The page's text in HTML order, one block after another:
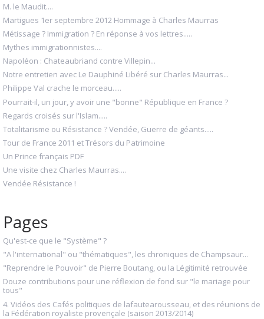
M. le Maudit....
Martigues 1er septembre 2012 Hommage à Charles Maurras
Métissage ? Immigration ? En réponse à vos lettres.....
Mythes immigrationnistes....
Napoléon : Chateaubriand contre Villepin...
Notre entretien avec Le Dauphiné Libéré sur Charles Maurras...
Philippe Val crache le morceau.....
Pourrait-il, un jour, y avoir une "bonne" République en France ?
Regards croisés sur l'Islam.....
Totalitarisme ou Résistance ? Vendée, Guerre de géants.....
Tour de France 2011 et Trésors du Patrimoine
Un Prince français PDF
Une visite chez Charles Maurras....
Vendée Résistance !
Pages
Qu'est-ce que le "Système" ?
"A l'international" ou "thématiques", les chroniques de Champsaur...
"Reprendre le Pouvoir" de Pierre Boutang, ou la Légitimité retrouvée
Douze contributions pour une réflexion de fond sur "le mariage pour
tous"
4. Vidéos des Cafés politiques de lafautearousseau, et des réunions de
la Fédération royaliste provençale (saison 2013/2014)